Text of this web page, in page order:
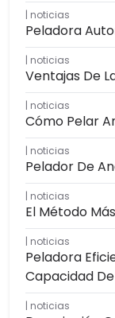
noticias
Peladora
noticias
Ventajas De
noticias
Cómo Pelar
noticias
Pelador De
noticias
El Método
noticias
Peladora
Capacidad
noticias